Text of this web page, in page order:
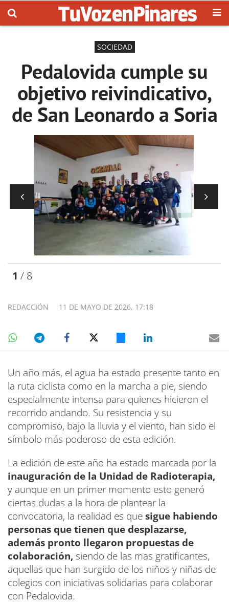
SOCIEDAD
Pedalovida cumple su
objetivo reivindicativo,
de San Leonardo a Soria
1 / 8
11 DE MAYO DE 2026, 17:18
REDACCIÓN
Un año más, el agua ha estado presente tanto en
la ruta ciclista como en la marcha a pie, siendo
especialmente intensa para quienes hicieron el
recorrido andando. Su resistencia y su
compromiso, bajo la lluvia y el viento, han sido el
símbolo más poderoso de esta edición.
La edición de este año ha estado marcada por la
inauguración de la Unidad de Radioterapia,
y aunque en un primer momento esto generó
ciertas dudas a la hora de plantear la
convocatoria, la realidad es quesigue habiendo
personas que tienen que desplazarse,
además pronto llegaron propuestas de
colaboración, siendo de las mas gratificantes,
aquellas que han surgido de los niños y niñas de
colegios con iniciativas solidarias para colaborar
con Pedalovida.